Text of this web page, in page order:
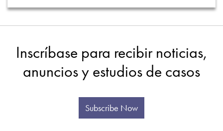
Inscríbase para recibir noticias,
anuncios y estudios de casos
Subscribe Now